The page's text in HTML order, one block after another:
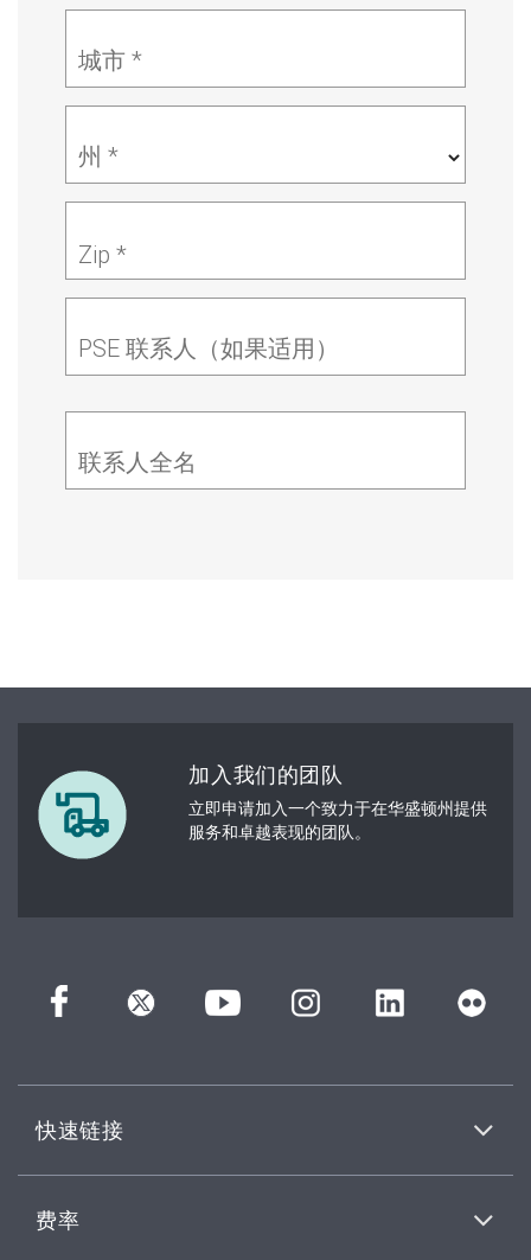
城市 *
州 *
Zip *
PSE 联系人（如果适用）
联系人全名
加入我们的团队
立即申请加入一个致力于在华盛顿州提供
服务和卓越表现的团队。
快速链接
费率